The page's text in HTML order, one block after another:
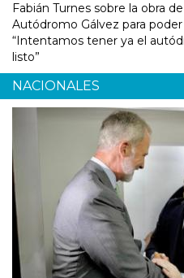
Fabián Turnes sobre la obra
Autódromo Gálvez para
“Intentamos tener ya el
listo”
NACIONALES